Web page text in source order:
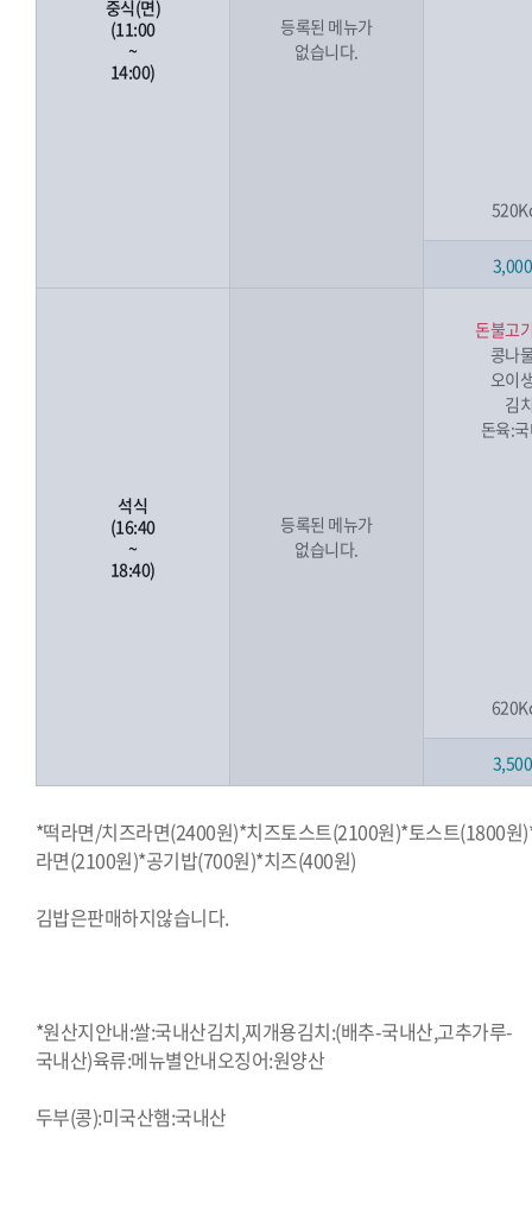
중식(면)
(11:00
~
14:00)
등록된 메뉴가
없습니다.
석식
(16:40
~
18:40)
등록된 메뉴가
없습니다.
돈불고
콩나
오이
김
돈육:
*떡라면/치즈라면(2400원)*치즈토스트(2100원)*토스트(1800원
라면(2100원)*공기밥(700원)*치즈(400원)
김밥은판매하지않습니다.
*원산지안내:쌀:국내산김치,찌개용김치:(배추-국내산,고추가루-
국내산)육류:메뉴별안내오징어:원양산
두부(콩):미국산햄:국내산